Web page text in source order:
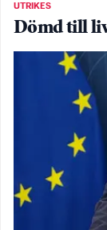
UTRIKES
Dömd till